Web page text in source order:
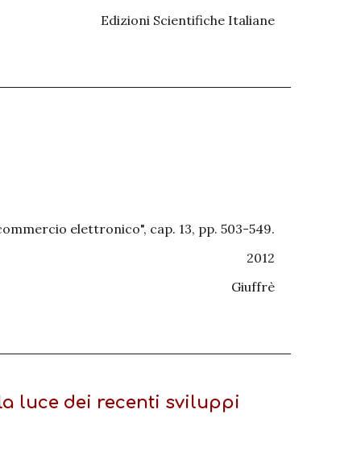
Edizioni Scientifiche Italiane
2012
Giuffrè
elettronico", cap. 13, pp. 503-549.
luce dei recenti sviluppi